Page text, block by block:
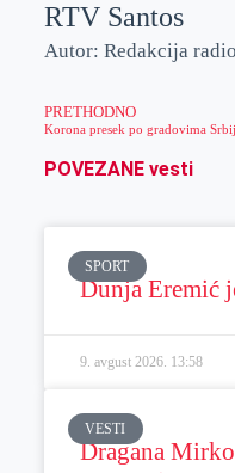
RTV Santos
Autor: Redakcija
PRETHODNO
Korona presek po gradovima
POVEZANE vesti
SPORT
Dunja Eremić
9. avgust 2026. 13:58
VESTI
Dragana